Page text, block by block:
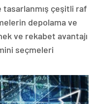
tasarlanmış çeşitli raf
depolama ve
ve rekabet avantajı
seçmeleri